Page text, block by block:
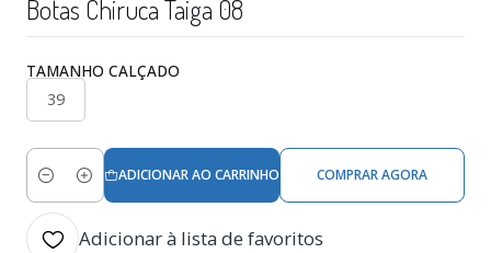
Botas Chiruca Taiga 08
TAMANHO CALÇADO
39
Quantidade
ADICIONAR AO CARRINHO COMPRAR AGORA
Adicionar à lista de favoritos